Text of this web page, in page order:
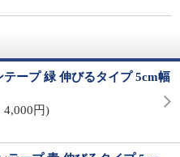
ープ 緑 伸びるタイプ 5cm幅
4,000円)